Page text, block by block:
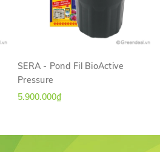
SERA - Pond Fil BioActive
Pressure
5.900.000₫